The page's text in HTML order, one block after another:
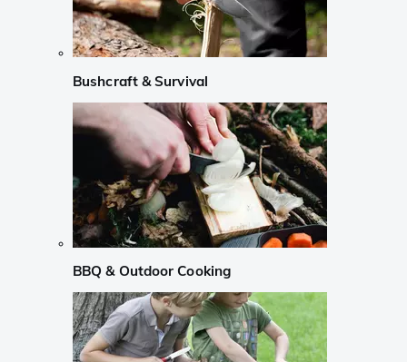
Bushcraft & Survival
BBQ & Outdoor Cooking